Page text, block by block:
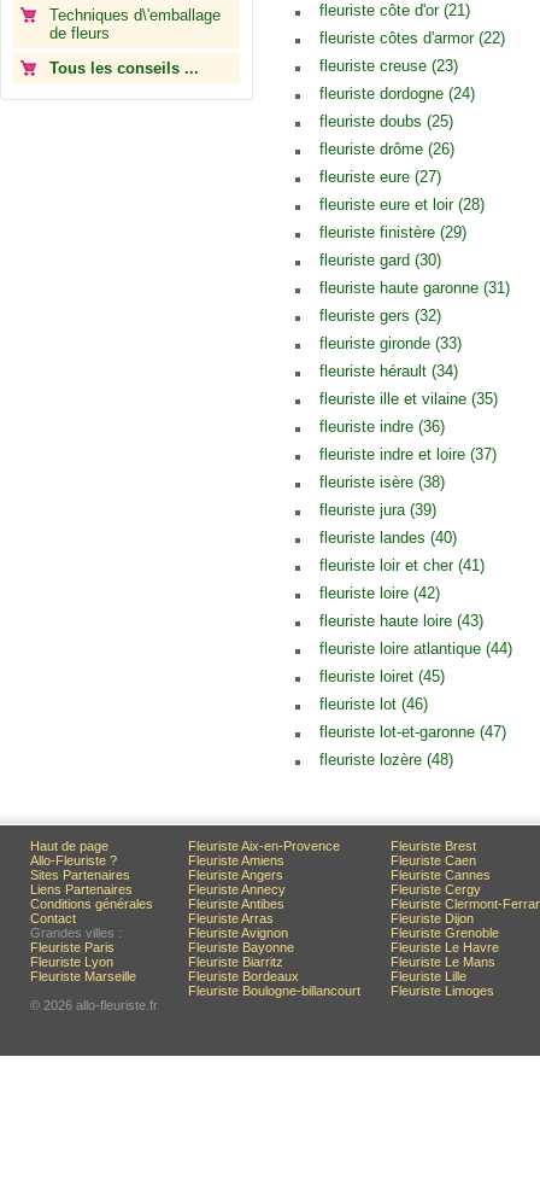
Techniques d\'emballage
de fleurs
Tous les conseils ...
fleuriste côte d'or (21)
fleuriste côtes d'armor (22)
fleuriste creuse (23)
fleuriste dordogne (24)
fleuriste doubs (25)
fleuriste drôme (26)
fleuriste eure (27)
fleuriste eure et loir (28)
fleuriste finistère (29)
fleuriste gard (30)
fleuriste haute garonne (31)
fleuriste gers (32)
fleuriste gironde (33)
fleuriste hérault (34)
fleuriste ille et vilaine (35)
fleuriste indre (36)
fleuriste indre et loire (37)
fleuriste isère (38)
fleuriste jura (39)
fleuriste landes (40)
fleuriste loir et cher (41)
fleuriste loire (42)
fleuriste haute loire (43)
fleuriste loire atlantique (44)
fleuriste loiret (45)
fleuriste lot (46)
fleuriste lot-et-garonne (47)
fleuriste lozère (48)
Haut de page
Allo-Fleuriste ?
Sites Partenaires
Liens Partenaires
Conditions générales
Contact
Grandes villes :
Fleuriste Paris
Fleuriste Lyon
Fleuriste Marseille
© 2026 allo-fleuriste.fr
Fleuriste Aix-en-Provence
Fleuriste Amiens
Fleuriste Angers
Fleuriste Annecy
Fleuriste Antibes
Fleuriste Arras
Fleuriste Avignon
Fleuriste Bayonne
Fleuriste Biarritz
Fleuriste Bordeaux
Fleuriste Boulogne-billancourt
Fleuriste Brest
Fleuriste Caen
Fleuriste Cannes
Fleuriste Cergy
Fleuriste Clermont-
Fleuriste Dijon
Fleuriste Grenoble
Fleuriste Le Havre
Fleuriste Le Mans
Fleuriste Lille
Fleuriste Limoges